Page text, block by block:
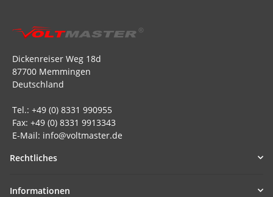
Dickenreiser Weg 18d
87700 Memmingen
Deutschland
Tel.: +49 (0) 8331 990955
Fax: +49 (0) 8331 9913343
E-Mail: info@voltmaster.de
Rechtliches
Informationen